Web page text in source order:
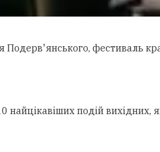
Подерв'янського, фестиваль
найцікавіших подій вихідних,